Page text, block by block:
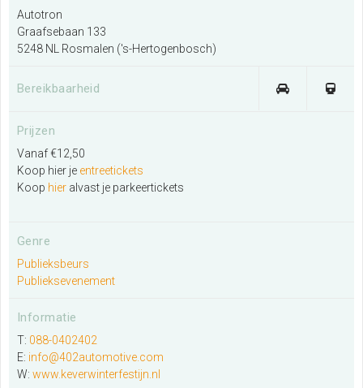
Meer informatie
Ik wil de plattegrond van de locatie
Autotron
Graafsebaan 133
5248 NL Rosmalen ('s-Hertogenbosch)
Bereikbaarheid
Prijzen
Vanaf €12,50
Koop hier je entreetickets
Koop hier alvast je parkeertickets
Genre
Publieksbeurs
Publieksevenement
Informatie
T: 088-0402402
E: info@402automotive.com
W: www.keverwinterfestijn.nl